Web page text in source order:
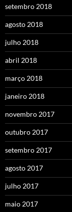
setembro 2018
agosto 2018
julho 2018
abril 2018
março 2018
janeiro 2018
novembro 2017
outubro 2017
setembro 2017
agosto 2017
julho 2017
maio 2017